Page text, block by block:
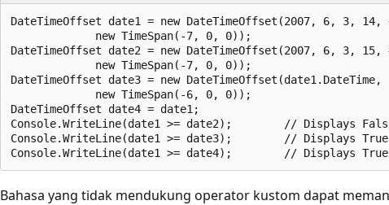
DateTimeOffset date1 = new DateTimeOffset(2007, 6, 3,
             new TimeSpan(-7, 0, 0));
DateTimeOffset date2 = new DateTimeOffset(2007, 6, 3,
             new TimeSpan(-7, 0, 0));
DateTimeOffset date3 = new DateTimeOffset(date1.DateTime,
             new TimeSpan(-6, 0, 0));
DateTimeOffset date4 = date1;
Console.WriteLine(date1 >= date2);        // Displays
Console.WriteLine(date1 >= date3);        // Displays True
Bahasa yang tidak mendukung operator kustom dapat